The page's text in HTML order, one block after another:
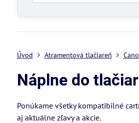
Úvod Atramentová tlačiareň
Náplne do
Ponúkame všetky kompatibilné
aj aktuálne zľavy a akcie.